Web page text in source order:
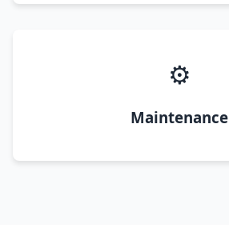
⚙️
Maintenance